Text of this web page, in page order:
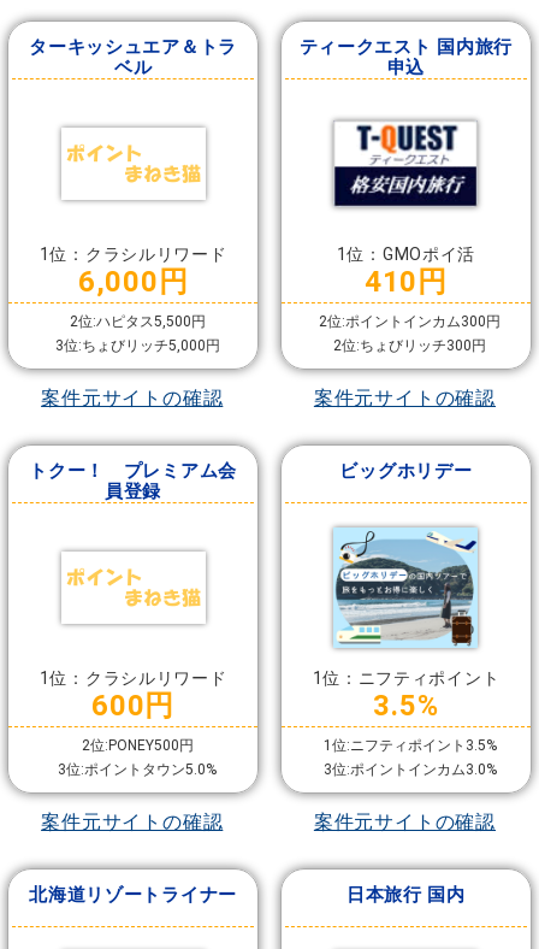
ターキッシュエア＆トラ
ベル
1位：クラシルリワード
6,000円
2位:ハピタス5,500円
3位:ちょびリッチ5,000円
案件元サイトの確認
ティークエスト 国内旅行
申込
1位：GMOポイ活
410円
2位:ポイントインカム300円
2位:ちょびリッチ300円
案件元サイトの確認
トクー！ プレミアム会
員登録
1位：クラシルリワード
600円
2位:PONEY500円
3位:ポイントタウン5.0%
案件元サイトの確認
ビッグホリデー
1位：ニフティポイント
3.5%
1位:ニフティポイント3.5%
3位:ポイントインカム3.0%
案件元サイトの確認
北海道リゾートライナー 日本旅行 国内